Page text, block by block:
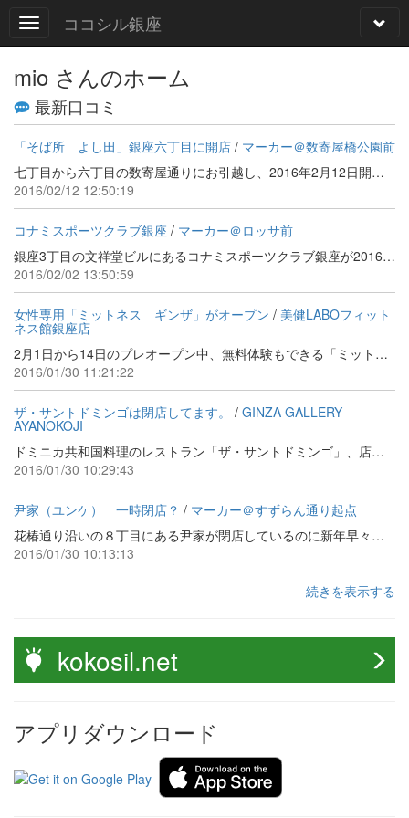
ココシル銀座
mio さんのホーム
最新口コミ
「そば所 よし田」銀座六丁目に開店 / マーカー＠数寄屋橋公園前
七丁目から六丁目の数寄屋通りにお引越し、2016年2月12日開店しました。 コロッケそば（1,050円）も健在です、懐かしいw 開店サービスとのことでおむすび付けてくださいました。 銀座6-4-12 KNビル２階
2016/02/12 12:50:19
コナミスポーツクラブ銀座 / マーカー＠ロッサ前
銀座3丁目の文祥堂ビルにあるコナミスポーツクラブ銀座が2016年5月31日をもって営業を終了するそうです。大きくないけどプールもありました。
2016/02/02 13:50:59
女性専用「ミットネス ギンザ」がオープン / 美健LABOフィット
ネス館銀座店
2月1日から14日のプレオープン中、無料体験もできる「ミットネス」とはBOXING MITTとFITNESSをあわせた言葉みたい。ミット打ちを主体としたキックボクササイズトレーニングだそうです。ひきしまりそう。ストレス発散にも効果あるかなｗ
2016/01/30 11:21:22
ザ・サントドミンゴは閉店してます。 / GINZA GALLERY
AYANOKOJI
ドミニカ共和国料理のレストラン「ザ・サントドミンゴ」、店名ロゴはまだありますが閉店しています。 ５丁目にあったフレンチレストランの「ギンザ・カンセイ」さんが３月こちらに移転されて再開するらしいです。３フロア使うって、どんなお店になるのか楽しみです。
2016/01/30 10:29:43
尹家（ユンケ） 一時閉店？ / マーカー＠すずらん通り起点
花椿通り沿いの８丁目にある尹家が閉店しているのに新年早々きがつきました。近所で３月に再開するとオーナーがおっしゃってました。☆２つの高級店ですので次の場所ちょっと気になります。
2016/01/30 10:13:13
続きを表示する
kokosil.net
アプリダウンロード